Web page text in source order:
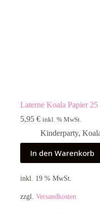
Laterne Koala Papier 25
5,95 € inkl. % MwSt.
Kinderparty,
In den Warenkorb
inkl. 19 % MwSt.
zzgl. Versandkosten